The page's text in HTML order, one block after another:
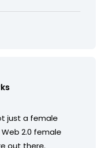
just a female
2.0 female
out there.